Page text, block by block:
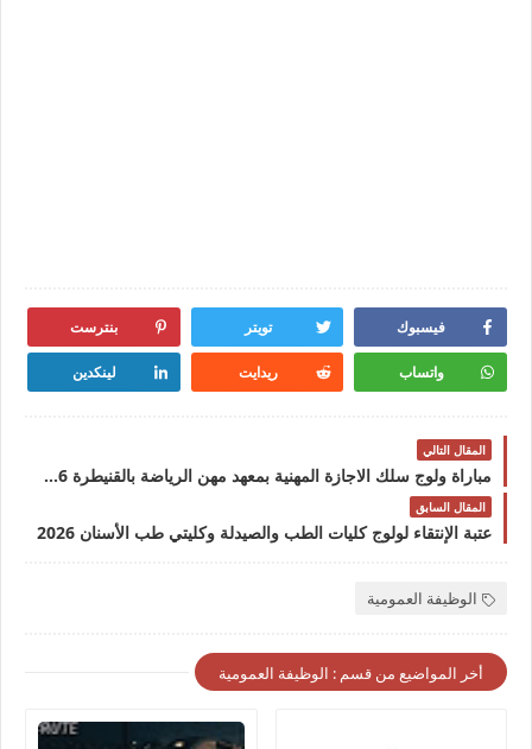
فيسبوك تويتر بنترست
واتساب ريدايت لينكدين
المقال التالي
مباراة ولوج سلك الاجازة المهنية بمعهد مهن الرياضة بالقنيطرة 2026-2027
المقال السابق
عتبة الإنتقاء لولوج كليات الطب والصيدلة وكليتي طب الأسنان 2026
الوظيفة العمومية
أخر المواضيع من قسم : الوظيفة العمومية